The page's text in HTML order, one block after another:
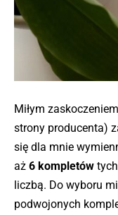
Miłym
strony producenta)
się dla mnie
aż 6 kompletów
liczbą. Do wyboru
podwojonych